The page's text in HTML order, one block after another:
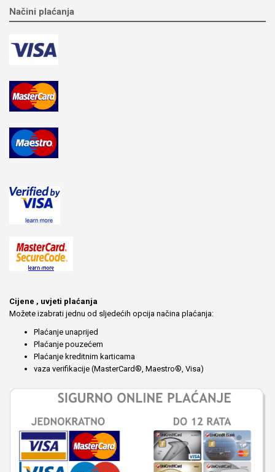
Načini plaćanja
Cijene , uvjeti plaćanja
Možete izabrati jednu od sljedećih opcija načina plaćanja:
Plaćanje unaprijed
Plaćanje pouzećem
Plaćanje kreditnim karticama
vaza verifikacije (MasterCard®, Maestro®, Visa)